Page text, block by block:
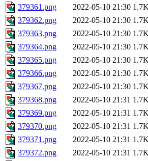
379361.png
2022-05-10 21:30
379362.png
2022-05-10 21:30
379363.png
2022-05-10 21:30
379364.png
2022-05-10 21:30
379365.png
2022-05-10 21:30
379366.png
2022-05-10 21:30
379367.png
2022-05-10 21:30
379368.png
2022-05-10 21:31
379369.png
2022-05-10 21:31
379370.png
2022-05-10 21:31
379371.png
2022-05-10 21:31
379372.png
2022-05-10 21:31